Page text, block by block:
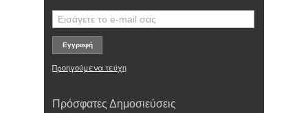
Προηγούμενα τεύχη
Πρόσφατες Δημοσιεύσεις